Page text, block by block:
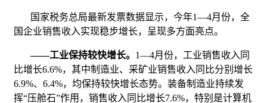
国家税务总局最新发票数据显示，今年1—4月份，全
国企业销售收入实现稳步增长，呈现多方面亮点。
——工业保持较快增长。 1—4月份，工业销售收入同
比增长6.6%，其中制造业、采矿业销售收入同比分别增长
6.9%、6.4%，均保持较快增长态势。装备制造业持续发
挥“压舱石”作用，销售收入同比增长7.6%，特别是计算机